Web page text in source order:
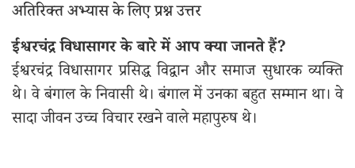
अतिरिक्त अभ्यास के लिए प्रश्न उत्तर
ईश्वरचंद्र विधासागर के बारे में आप क्या जानते हैं?
ईश्वरचंद्र विधासागर प्रसिद्ध विद्वान और समाज सुधारक व्यक्ति
थे। वे बंगाल के निवासी थे। बंगाल में उनका बहुत सम्मान था। वे
सादा जीवन उच्च विचार रखने वाले महापुरुष थे।